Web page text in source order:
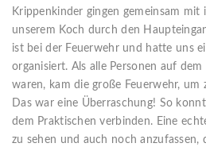
Krippenkinder gingen gemeinsam mit
unserem Koch durch den
ist bei der Feuerwehr und hatte uns
organisiert. Als alle Personen auf
waren, kam die große Feuerwehr,
Das war eine Überraschung! So
dem Praktischen verbinden. Eine
zu sehen und auch noch anzufassen,